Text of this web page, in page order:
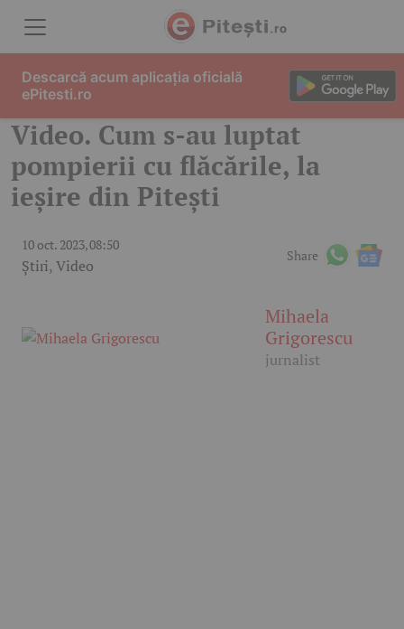
Video. Cum s-au luptat
pompierii cu flăcările, la
ieșire din Pitești
10 oct. 2023, 08:50
Știri,Video
Share
Mihaela
Grigorescu
jurnalist
Descarcă acum aplicația oficială
ePitesti.ro